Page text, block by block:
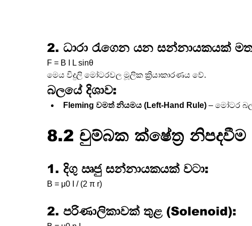
2. ධාරා රැගෙන යන සන්නායකයක්
F = B I L sinθ
මෙය විදුලි මෝටරවල මූලික ක්‍රියාකාරණය වේ.
බලයේ දිශාව:
Fleming වමත් නියමය (Left-Hand Rule) – මෝටර
8.2 චුම්බක ක්ෂේත්‍ර නිපදවීම
1. දිගු ඍජු සන්නායකයක් වටා:
B = μ0 I / (2 π r)
2. පරිණාලිකාවක් තුළ (Solenoid):